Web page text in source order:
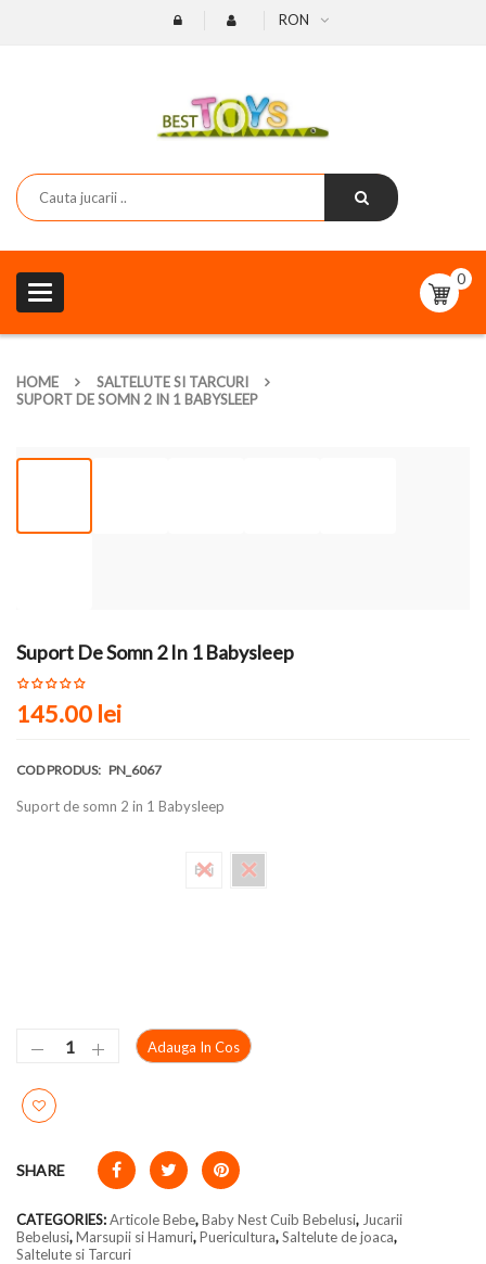
RON
Toggle
navigation
0
HOME
SALTELUTE SI TARCURI
SUPORT DE SOMN 2 IN 1 BABYSLEEP
Suport De Somn 2 In 1 Babysleep
145.00 lei
COD PRODUS: PN_6067
Suport de somn 2 in 1 Babysleep
Bej
Adauga In Cos
SHARE
CATEGORIES:Articole Bebe,Baby Nest Cuib Bebelusi, Jucarii
Bebelusi,Marsupii si Hamuri,Puericultura,Saltelute de joaca,
Saltelute si Tarcuri